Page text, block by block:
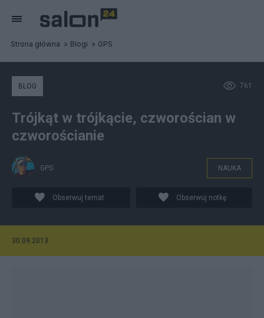
Strona główna Blogi GPS
761
BLOG
Trójkąt w trójkącie, czworościan w
czworościanie
GPS NAUKA
Obserwuj temat Obserwuj notkę
30.09.2013